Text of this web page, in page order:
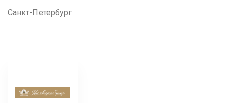
Санкт-Петербург